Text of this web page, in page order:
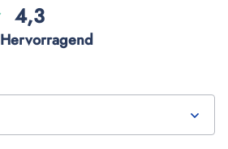
4,3
Hervorragend